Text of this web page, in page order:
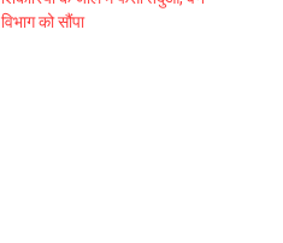
विभाग को सौंपा